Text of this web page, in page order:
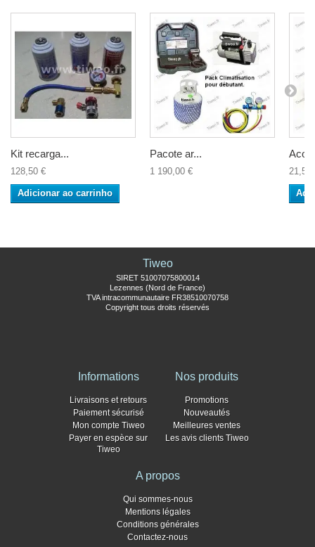
Kit recarga...
128,50 €
Adicionar ao carrinho
Pacote ar...
1 190,00 € 21,50
Tiweo
SIRET 51007075800014
Lezennes (Nord de France)
TVA intracommunautaire FR38510070758
Copyright tous droits réservés
Informations
Livraisons et retours
Paiement sécurisé
Mon compte Tiweo
Payer en espèce sur
Tiweo
Nos produits
Promotions
Nouveautés
Meilleures ventes
Les avis clients Tiweo
A propos
Qui sommes-nous
Mentions légales
Conditions générales
Contactez-nous